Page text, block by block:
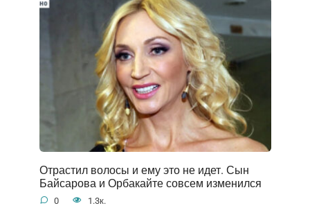
Отрастил волосы и ему это не идет. Сын
Байсарова и Орбакайте совсем изменился
0 1.3к.